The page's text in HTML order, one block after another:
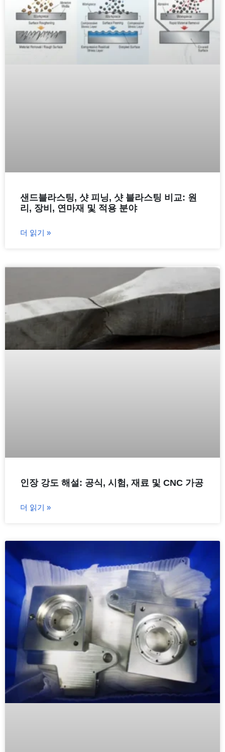
샌드블라스팅, 샷 피닝, 샷 블라스팅 비교: 원
리, 장비, 연마재 및 적용 분야
더 읽기 »
인장 강도 해설: 공식, 시험, 재료 및 CNC 가공
더 읽기 »